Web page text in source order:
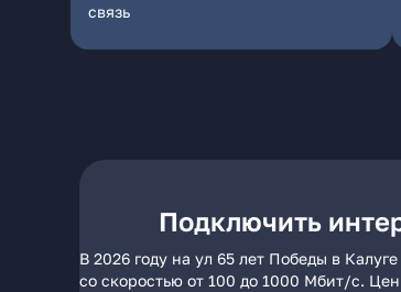
связь
Подключить
В 2026 году на ул 65 лет Победы в
со скоростью от 100 до 1000 Мбит/с.